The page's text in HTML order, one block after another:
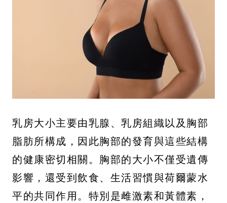
乳房大小主要由乳腺、乳房組織以及胸部
脂肪所構成，因此胸部的發育與這些結構
的健康密切相關。胸部的大小不僅受遺傳
影響，還受到飲食、生活習慣與荷爾蒙水
平的共同作用。特別是雌激素和黃體素，